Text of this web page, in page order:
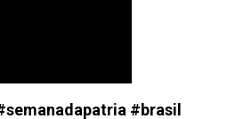
#brasil